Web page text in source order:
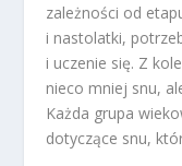
zależności od
i nastolatki,
i uczenie się. Z
nieco mniej snu,
Każda grupa
dotyczące snu,